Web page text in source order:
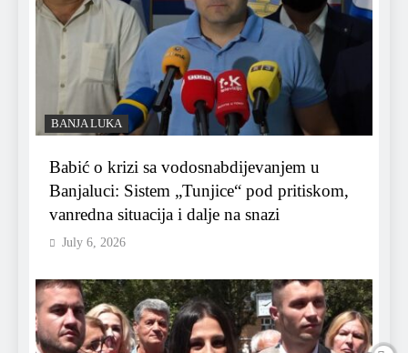
BANJA LUKA
Babić o krizi sa vodosnabdijevanjem u
Banjaluci: Sistem „Tunjice“ pod pritiskom,
vanredna situacija i dalje na snazi
July 6, 2026